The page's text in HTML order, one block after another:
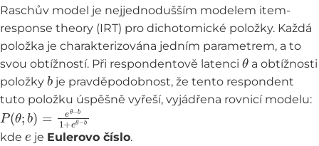
Raschův model je nejjednodušším modelem item-
response theory (IRT) pro dichotomické položky. Každá
položka je charakterizována jedním parametrem, a to
svou obtížností. Při respondentově latenci
θ
a obtížnosti
položky
b
je pravděpodobnost, že tento respondent
tuto položku úspěšně vyřeší, vyjádřena rovnicí modelu:
P(θ b) −b1 e
kde je Eulerovo číslo.